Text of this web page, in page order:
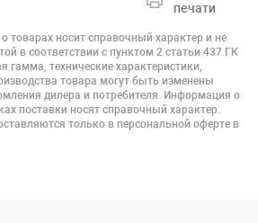
печати
товарах носит справочный характер и не
в соответствии с пунктом 2 статьи 437 ГК
гамма, технические характеристики,
товара могут быть изменены
дилера и потребителя. Информация о
поставки носят справочный характер.
только в персональной оферте в